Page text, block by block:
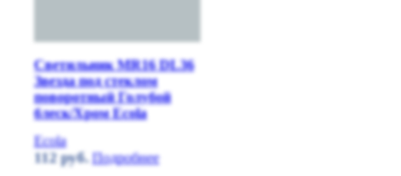
Светильник MR16 DL36
Звезда под стеклом
поворотный Голубой
блеск/Хром Ecola
Ecola
112руб. Подробнее